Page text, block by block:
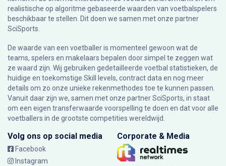
realistische op algoritme gebaseerde waarden van voetbalspelers
beschikbaar te stellen. Dit doen we samen met onze partner
SciSports
De waarde van een voetballer is momenteel gewoon wat de
teams, spelers en makelaars bepalen door simpel te zeggen wat
ze waard zijn. Wij gebruiken gedetailleerde voetbal statistieken, de
huidige en toekomstige Skill levels, contract data en nog meer
details om zo onze unieke rekenmethodes toe te kunnen passen.
Vanuit daar zijn we, samen met onze partner SciSports, in staat
om een eigen transferwaarde voorspelling te doen en dat voor alle
voetballers in de grootste competities wereldwijd.
Volg ons op social media
Facebook
Instagram
Corporate & Media